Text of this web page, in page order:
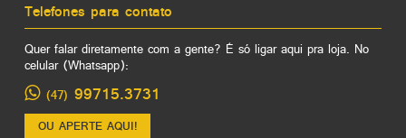
Telefones para contato
Quer falar diretamente com a gente? É só ligar aqui pra loja. No
celular (Whatsapp):
(47) 99715.3731
OU APERTE AQUI!